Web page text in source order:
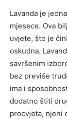
Lavanda je
mjesece. Ova
uvjete, što je
oskudna.
savršenim
bez previše
ima i
dodatno štiti
procvjeta, njeni